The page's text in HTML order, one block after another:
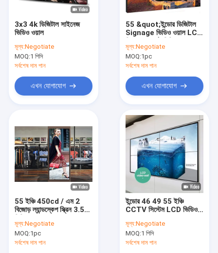
3x3 4k ডিজিটাল সাইনেজ
ভিডিও ওয়াল
মূল্য:Negotiate
MOQ:1 পিসি
সর্বশেষ দাম পান
এখন যোগাযোগ
55 &quot;ইন্ডোর ডিজিটাল
Signage ভিডিও ওয়াল LCD
স্ক্রিন
মূল্য:Negotiate
MOQ:1pc
সর্বশেষ দাম পান
এখন যোগাযোগ
55 ইঞ্চি 450cd / এম 2
বিজোড় ল্যান্ডস্কেপ স্ক্রিন 3.5
মূল্য:Negotiate
MOQ:1pc
সর্বশেষ দাম পান
ইন্ডোর 46 49 55 ইঞ্চি
CCTV সিস্টেম LCD ভিডিও
LCD ভিডিও ওয়াল প্যানেল
মূল্য:Negotiate
MOQ:1 পিসি
সর্বশেষ দাম পান